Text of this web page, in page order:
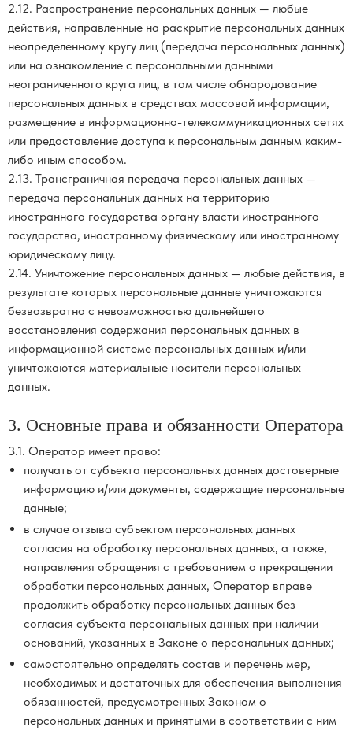
2.12. Распространение персональных данных — любые
действия, направленные на раскрытие персональных данных
неопределенному кругу лиц (передача персональных данных)
или на ознакомление с персональными данными
неограниченного круга лиц, в том числе обнародование
персональных данных в средствах массовой информации,
размещение в информационно-телекоммуникационных сетях
или предоставление доступа к персональным данным каким-
либо иным способом.
2.13. Трансграничная передача персональных данных —
передача персональных данных на территорию
иностранного государства органу власти иностранного
государства, иностранному физическому или иностранному
юридическому лицу.
2.14. Уничтожение персональных данных — любые действия, в
результате которых персональные данные уничтожаются
безвозвратно с невозможностью дальнейшего
восстановления содержания персональных данных в
информационной системе персональных данных и/или
уничтожаются материальные носители персональных
данных.
3. Основные права и обязанности Оператора
3.1. Оператор имеет право:
получать от субъекта персональных данных достоверные
информацию и/или документы, содержащие персональные
данные;
в случае отзыва субъектом персональных данных
согласия на обработку персональных данных, а также,
направления обращения с требованием о прекращении
обработки персональных данных, Оператор вправе
продолжить обработку персональных данных без
согласия субъекта персональных данных при наличии
оснований, указанных в Законе о персональных данных;
самостоятельно определять состав и перечень мер,
необходимых и достаточных для обеспечения выполнения
обязанностей, предусмотренных Законом о
персональных данных и принятыми в соответствии с ним